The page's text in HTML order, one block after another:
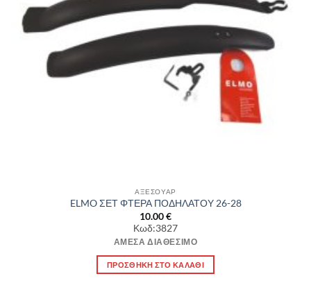
ΑΞΕΣΟΥΑΡ
ELMO ΣΕΤ ΦΤΕΡΑ ΠΟΔΗΛΑΤΟΥ 26-28
10.00€
Κωδ:3827
ΆΜΕΣΑ ΔΙΑΘΈΣΙΜΟ
ΠΡΟΣΘΉΚΗ ΣΤΟ ΚΑΛΆΘΙ